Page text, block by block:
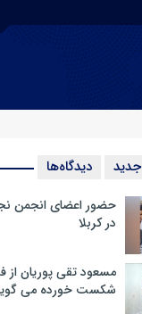
جدید دیدگاه‌ها
حضور اعضای انجمن
در کربلا
مسعود تقی پوریان از
شکست خورده می